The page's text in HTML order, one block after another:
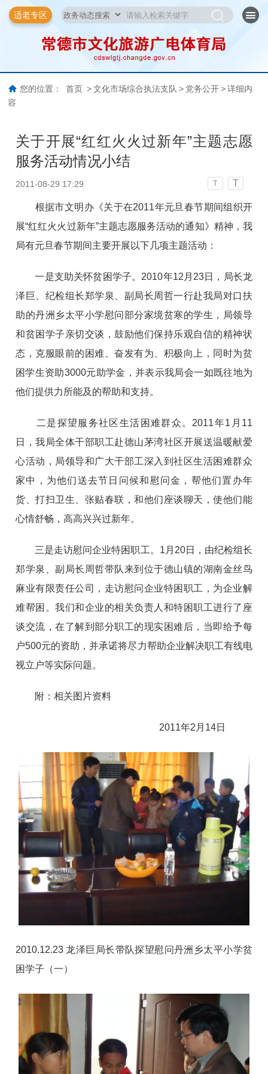
适老专区
您的位置： 首页 > 文化市场综合执法支队 > 党务公开 > 详细内
容
关于开展“红红火火过新年”主题志愿
服务活动情况小结
2011-08-29 17:29 T T
根据市文明办《关于在2011年元旦春节期间组织开
展“红红火火过新年”主题志愿服务活动的通知》精神，我
局有元旦春节期间主要开展以下几项主题活动：
一是支助关怀贫困学子。2010年12月23日，局长龙
泽巨、纪检组长郑学泉、副局长周哲一行赴我局对口扶
助的丹洲乡太平小学慰问部分家境贫寒的学生，局领导
和贫困学子亲切交谈，鼓励他们保持乐观自信的精神状
态，克服眼前的困难、奋发有为、积极向上，同时为贫
困学生资助3000元助学金，并表示我局会一如既往地为
他们提供力所能及的帮助和支持。
二是探望服务社区生活困难群众。2011年1月11
日，我局全体干部职工赴德山茅湾社区开展送温暖献爱
心活动，局领导和广大干部工深入到社区生活困难群众
家中，为他们送去节日问候和慰问金，帮他们置办年
货、打扫卫生、张贴春联，和他们座谈聊天，使他们能
心情舒畅，高高兴兴过新年。
三是走访慰问企业特困职工。1月20日，由纪检组长
郑学泉、副局长周哲带队来到位于德山镇的湖南金丝鸟
麻业有限责任公司，走访慰问企业特困职工，为企业解
难帮困。我们和企业的相关负责人和特困职工进行了座
谈交流，在了解到部分职工的现实困难后，当即给予每
户500元的资助，并承诺将尽力帮助企业解决职工有线电
视立户等实际问题。
附：相关图片资料
2011年2月14日
2010.12.23 龙泽巨局长带队探望慰问丹洲乡太平小学贫
困学子（一）